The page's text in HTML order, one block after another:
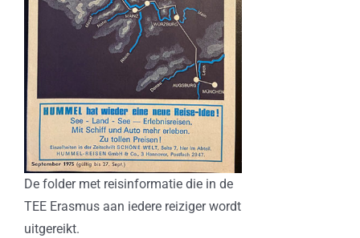
De folder met reisinformatie die in de
TEE Erasmus aan iedere reiziger wordt
uitgereikt.